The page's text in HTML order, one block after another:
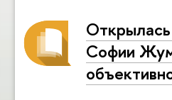
Софии